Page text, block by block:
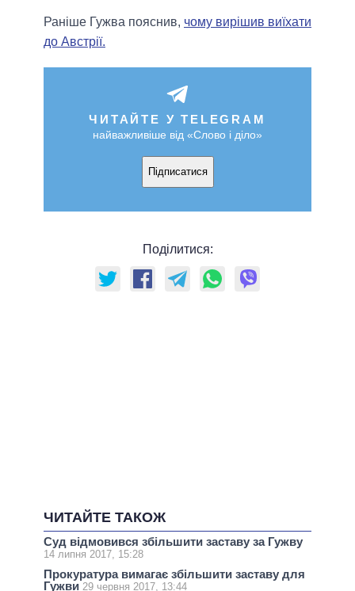
Раніше Гужва пояснив, чому вирішив виїхати
до Австрії.
ЧИТАЙТЕ У TELEGRAM
найважливіше від «Слово і діло»
Підписатися
Поділитися:
ЧИТАЙТЕ ТАКОЖ
Суд відмовився збільшити заставу за Гужву
14 липня 2017, 15:28
Прокуратура вимагає збільшити заставу для
Гужви 29 червня 2017, 13:44